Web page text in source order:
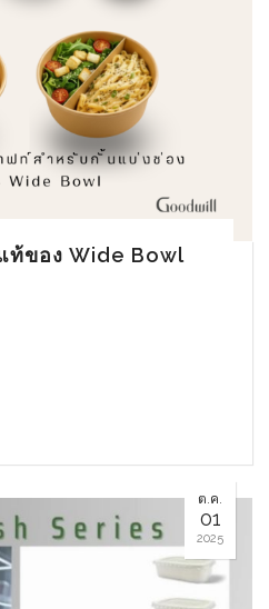
ท้ของ Wide Bowl
ต.ค.
01
2025